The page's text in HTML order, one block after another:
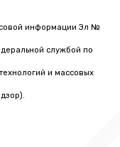
информации Эл №
службой по
и массовых